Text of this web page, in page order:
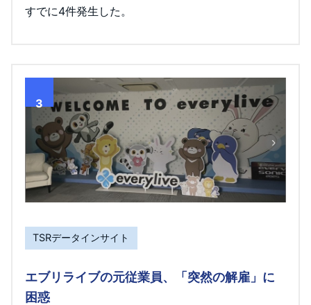
すでに4件発生した。
3
TSRデータインサイト
エブリライブの元従業員、「突然の解雇」に
困惑